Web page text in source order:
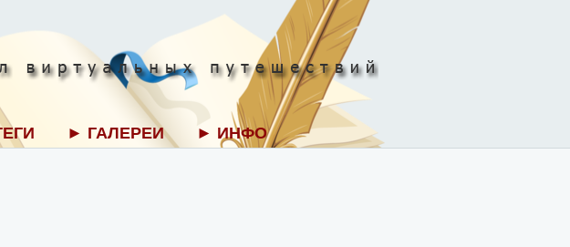
► ГАЛЕРЕИ ► ИНФО